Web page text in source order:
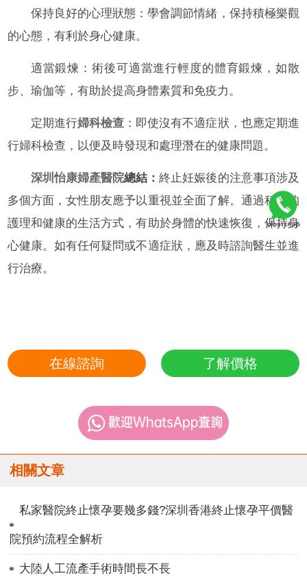
保持良好的心理狀態：學會調節情緒，保持積極樂觀
的心態，有利於身心健康。
適當鍛煉：術後可適當進行輕度的體育鍛煉，如散
步、瑜伽等，有助於提高身體素質和免疫力。
定期進行婦科檢查 ：即使沒有不適症狀，也應定期進
行婦科檢查，以便及時發現和處理潛在的健康問題。
深圳怡康婦產醫院總結：終止妊娠後的注意事項涉及
多個方面，女性朋友應予以重視並全面了解。通過科學的
護理和健康的生活方式，有助於身體的快速恢復，保持身
心健康。如有任何疑問或不適症狀，應及時諮詢醫生並進
行治療。
在線諮詢 了解價格
相關文章
私家醫院終止懷孕要幾多錢?深圳香港終止懷孕平價醫
院預約流程全解析
大陸人工流產手術時間長不長